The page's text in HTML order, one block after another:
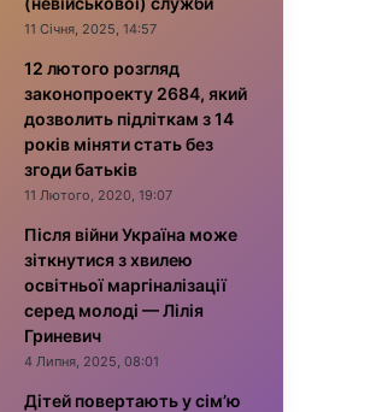
11 Січня, 2025, 14:57
12 лютого розгляд
законопроекту 2684, який
дозволить підліткам з 14
років міняти стать без
згоди батьків
11 Лютого, 2020, 19:07
Після війни Україна може
зіткнутися з хвилею
освітньої маргіналізації
серед молоді — Лілія
Гриневич
4 Липня, 2025, 08:01
Дітей повертають у сім’ю